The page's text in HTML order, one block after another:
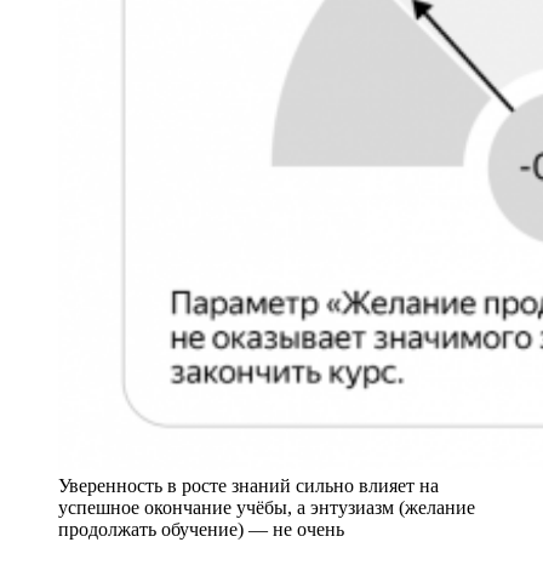
Уверенность в росте знаний сильно влияет на
успешное окончание учёбы, а энтузиазм (желание
продолжать обучение) — не очень